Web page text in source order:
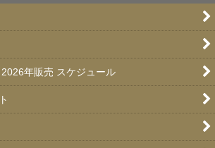
年販売 スケジュール